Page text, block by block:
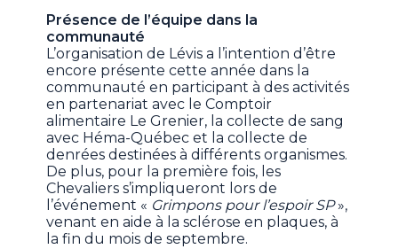
Présence de l’équipe dans la
communauté
L’organisation de Lévis a l’intention d’être
encore présente cette année dans la
communauté en participant à des activités
en partenariat avec le Comptoir
alimentaire Le Grenier, la collecte de sang
avec Héma-Québec et la collecte de
denrées destinées à différents organismes.
De plus, pour la première fois, les
Chevaliers s’impliqueront lors de
l’événement « Grimpons pour l’espoir SP»,
venant en aide à la sclérose en plaques, à
la fin du mois de septembre.